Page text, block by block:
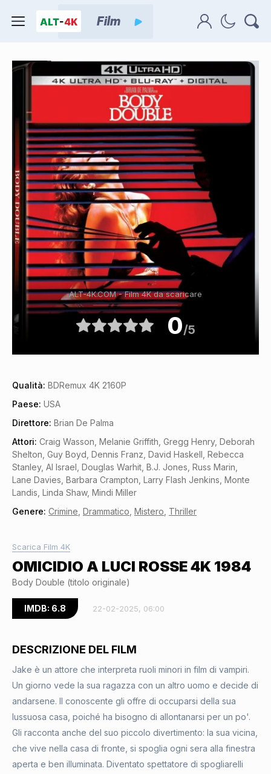
ALT-4K.COM - Film 4K da scaricare
0/5
Qualità: BDRemux 4K 2160P
Paese: USA
Direttore: Brian De Palma
Attori: Craig Wasson, Melanie Griffith, Gregg Henry, Deborah
Shelton, Guy Boyd, Dennis Franz, David Haskell, Rebecca
Stanley, Al Israel, Douglas Warhit, B.J. Jones, Russ Marin,
Lane Davies, Barbara Crampton, Larry Flash Jenkins, Monte
Landis, Linda Shaw, Mindi Miller
Genere: Crimine Drammatico Mistero Thriller
Scarica Film 4K
OMICIDIO A LUCI ROSSE 4K 1984
Body Double (titolo originale)
IMDB: 6.8 22-02-2025, 06:00
DESCRIZIONE DEL FILM
Jake è un attore che interpreta ruoli minori in film di vampiri.
Un giorno vede la sua ragazza con un altro uomo e decide di
andarsene. Il conoscente gli offre di occuparsi della sua
lussuosa casa, poiché ha bisogno di allontanarsi per un po'.
Gli racconta anche del suo piccolo divertimento: la sua vicina,
che vive nella casa di fronte, si spoglia ogni sera alla finestra
aperta e ben illuminata. Diventato spettatore di spogliarelli